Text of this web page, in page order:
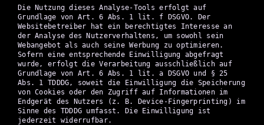
Die Nutzung dieses Analyse-Tools erfolgt auf
Grundlage von Art. 6 Abs. 1 lit. f DSGVO. Der
Websitebetreiber hat ein berechtigtes Interesse an
der Analyse des Nutzerverhaltens, um sowohl sein
Webangebot als auch seine Werbung zu optimieren.
Sofern eine entsprechende Einwilligung abgefragt
wurde, erfolgt die Verarbeitung ausschließlich auf
Grundlage von Art. 6 Abs. 1 lit. a DSGVO und § 25
Abs. 1 TDDDG, soweit die Einwilligung die Speicherung
von Cookies oder den Zugriff auf Informationen im
Endgerät des Nutzers (z. B. Device-Fingerprinting) im
Sinne des TDDDG umfasst. Die Einwilligung ist
jederzeit widerrufbar.